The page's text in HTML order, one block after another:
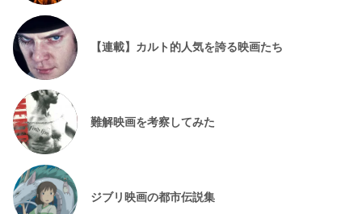
【連載】カルト的人気を誇る映画たち
難解映画を考察してみた
ジブリ映画の都市伝説集